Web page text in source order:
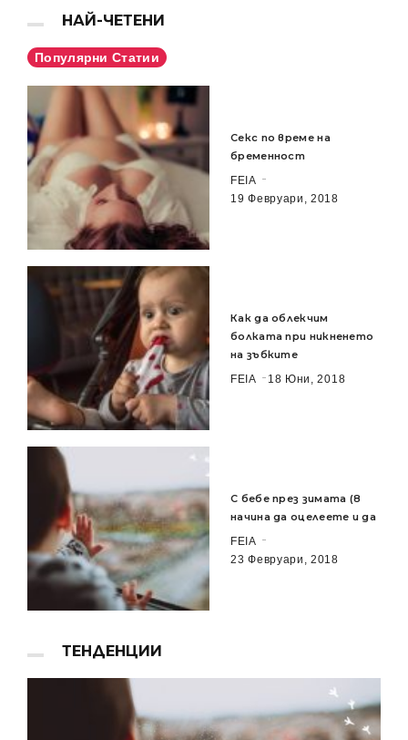
НАЙ-ЧЕТЕНИ
Популярни Статии
Секс по време на
бременност
FEIA
19 Февруари, 2018
Как да облекчим
болката при никненето
на зъбките
FEIA
18 Юни, 2018
С бебе през зимата (8
начина да оцелеете и да
FEIA
23 Февруари, 2018
ТЕНДЕНЦИИ